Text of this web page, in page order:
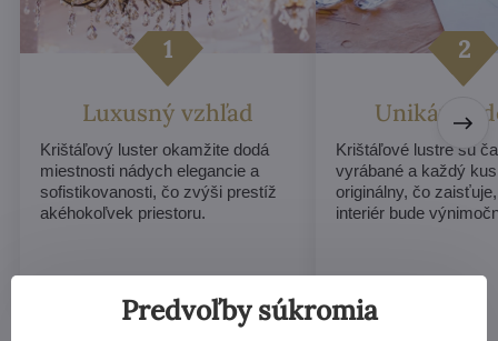
Luxusný vzhľad
Krištáľový luster okamžite dodá
miestnosti nádych elegancie a
sofistikovanosti, čo zvýši prestíž
akéhokoľvek priestoru.
Unikátny
Krištáľové lustre sú
vyrábané a každý
originálny, čo
interiér bude
Predvoľby súkromia